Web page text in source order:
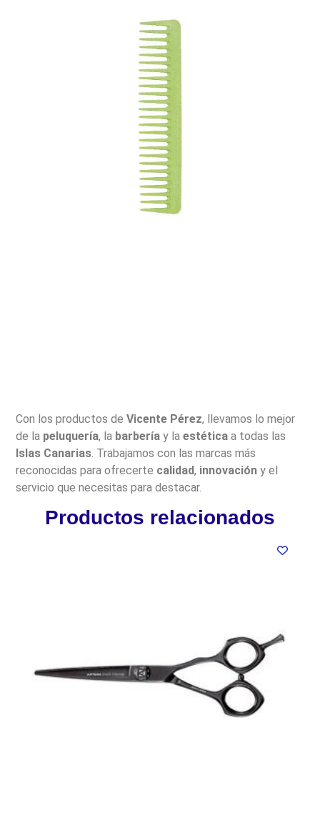
Con los productos deVicente Pérez, llevamos lo mejor
de la peluquería, la barbería y laestética a todas las
Islas Canarias. Trabajamos con las marcas más
reconocidas para ofrecerte calidad, innovación y el
servicio que necesitas para destacar.
Productos relacionados